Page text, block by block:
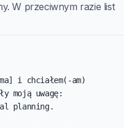
W przeciwnym razie list
i chciałem(-am)
moją uwagę:
planning.